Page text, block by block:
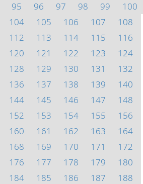
95 96 97 98 99
100
104 105 106 107
108
112 113 114 115
116
120 121 122 123
124
128 129 130 131
132
136 137 138 139
140
144 145 146 147
148
152 153 154 155
156
160 161 162 163
164
168 169 170 171
172
176 177 178 179
180
184 185 186 187
188